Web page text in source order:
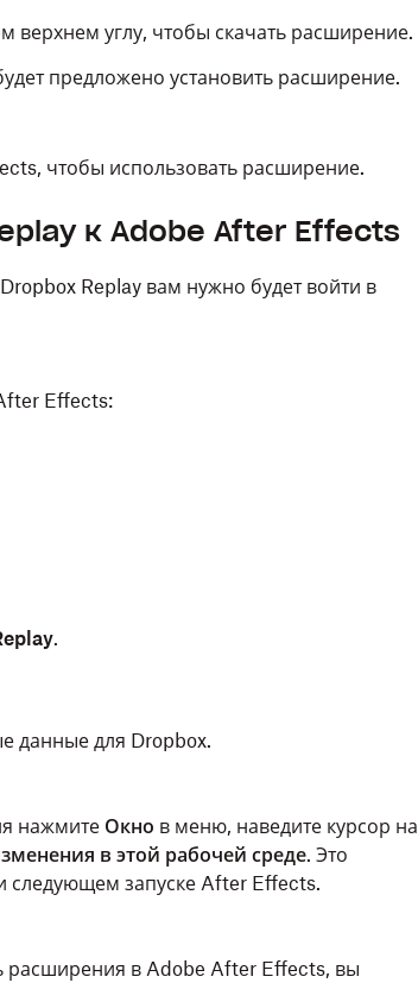
верхнем углу, чтобы скачать расширение.
предложено установить расширение.
чтобы использовать расширение.
к Adobe After Effects
Replay вам нужно будет войти в
Effects:
.
данные для Dropbox.
нажмите Окно в меню, наведите курсор на
в этой рабочей среде. Это
следующем запуске After Effects.
расширения в Adobe After Effects, вы